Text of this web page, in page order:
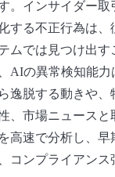
。インサイダー取
する不正行為は、
ムでは見つけ出す
AIの異常検知能力
逸脱する動きや、
、市場ニュースと
高速で分析し、早
コンプライアンス